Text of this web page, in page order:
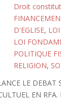
Droit
D'EGLISE,
LOI
POLITIQUE
RELIGION,
LE DEBAT
EN RFA.